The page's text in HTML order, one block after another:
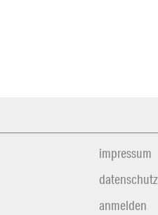
impressum
datenschutz
anmelden